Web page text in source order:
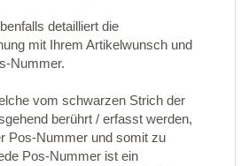
detailliert die
mit Ihrem Artikelwunsch und
Nummer.
vom schwarzen Strich der
berührt / erfasst werden,
Pos-Nummer und somit zu
Pos-Nummer ist ein